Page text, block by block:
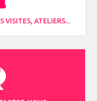
VISITES, ATELIERS...